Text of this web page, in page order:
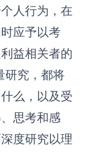
人行为，在
应予以考
益相关者的
研究，都将
么，以及受
思考和感
度研究以理